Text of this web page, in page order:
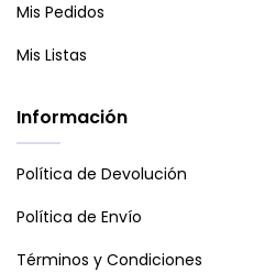
Mis Pedidos
Mis Listas
Información
Política de Devolución
Política de Envío
Términos y Condiciones